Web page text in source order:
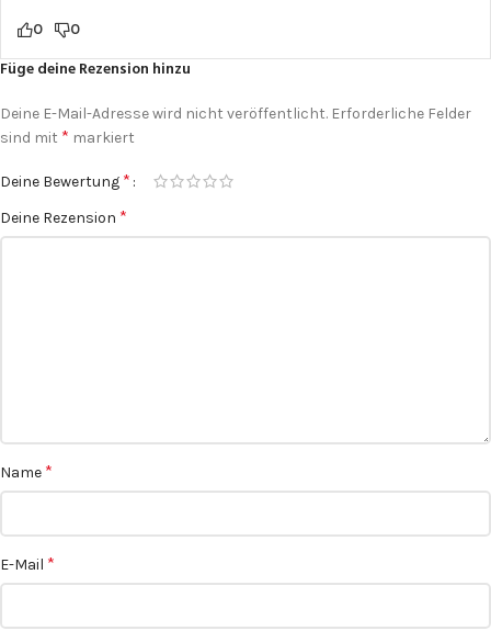
0 0
Füge deine Rezension hinzu
Deine E-Mail-Adresse wird nicht veröffentlicht. Erforderliche Felder
sind mit * markiert
Deine Bewertung *
Deine Rezension *
Name *
E-Mail *